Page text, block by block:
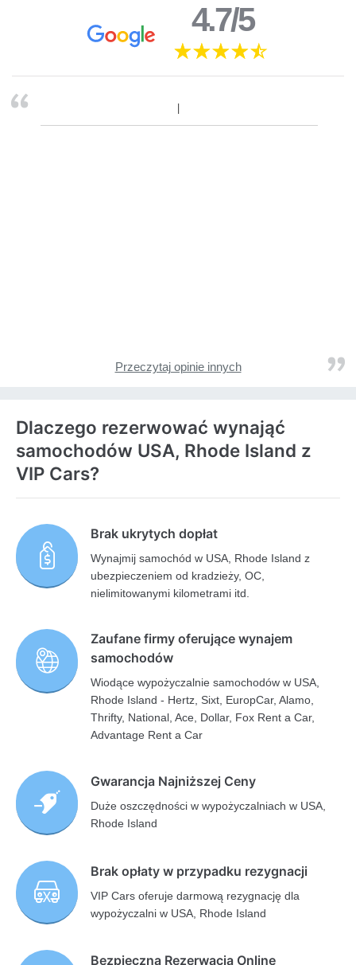
4.7/5
Przeczytaj opinie innych
Dlaczego rezerwować wynająć
samochodów USA, Rhode Island z
VIP Cars?
Brak ukrytych dopłat
Wynajmij samochód w USA, Rhode Island z
ubezpieczeniem od kradzieży, OC,
nielimitowanymi kilometrami itd.
Zaufane firmy oferujące wynajem
samochodów
Wiodące wypożyczalnie samochodów w USA,
Rhode Island - Hertz, Sixt, EuropCar, Alamo,
Thrifty, National, Ace, Dollar, Fox Rent a Car,
Advantage Rent a Car
Gwarancja Najniższej Ceny
Duże oszczędności w wypożyczalniach w USA,
Rhode Island
Brak opłaty w przypadku rezygnacji
VIP Cars oferuje darmową rezygnację dla
wypożyczalni w USA, Rhode Island
Bezpieczna Rezerwacja Online